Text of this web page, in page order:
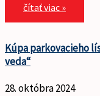
čítať viac »
Kúpa parkovacieho
veda“
28. októbra 2024